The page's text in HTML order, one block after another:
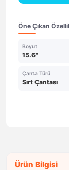
Öne Çıkan
Boyut
15.6"
Çanta Türü
Sırt Çantası
Ürün Bilgisi